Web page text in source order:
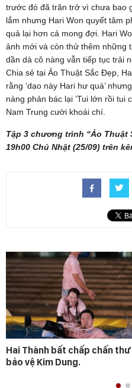
trước đó đã trăn trở vì chưa bao
lắm nhưng Hari Won quyết tâm
quả lại hơn cả mong đợi. Hari
ảnh mới và còn thử thêm những
dần dà cô nàng vẫn tiếp tục trải
Chia sẻ tại Ảo Thuật Sắc Đẹp,
rằng ‘dạo này Hari hư quá’
nàng phản bác lại ‘Tui lớn rồi tui
Nam Trung cười khoái chí.
Tập 3 chương trình “Ảo Thuật
19h00 Chủ Nhật (25/09) trên
Hai Thành bất chấp chấn
bảo vệ Kim Dung.